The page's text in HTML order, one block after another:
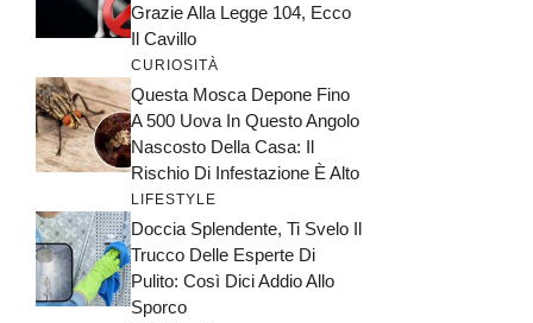
Grazie Alla Legge 104, Ecco
Il Cavillo
CURIOSITÀ
Questa Mosca Depone Fino
A 500 Uova In Questo Angolo
Nascosto Della Casa: Il
Rischio Di Infestazione È Alto
LIFESTYLE
Doccia Splendente, Ti Svelo Il
Trucco Delle Esperte Di
Pulito: Così Dici Addio Allo
Sporco